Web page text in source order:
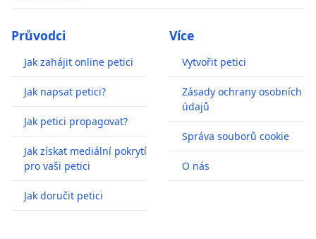
Průvodci
Jak zahájit online petici
Jak napsat petici?
Jak petici propagovat?
Jak získat mediální pokrytí
pro vaši petici
Jak doručit petici
Více
Vytvořit petici
Zásady ochrany osobních
údajů
Správa souborů cookie
O nás